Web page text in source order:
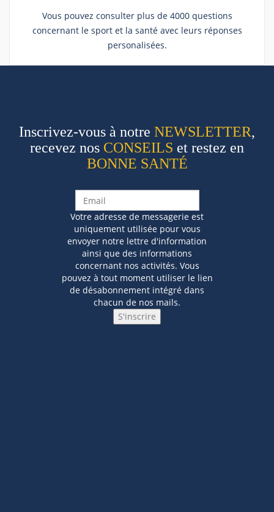
Vous pouvez consulter plus de 4000 questions
concernant le sport et la santé avec leurs réponses
personalisées.
Inscrivez-vous à notre NEWSLETTER,
recevez nos CONSEILS et restez en
BONNE SANTÉ
Votre adresse de messagerie est
uniquement utilisée pour vous
envoyer notre lettre d'information
ainsi que des informations
concernant nos activités. Vous
pouvez à tout moment utiliser le lien
de désabonnement intégré dans
chacun de nos mails.